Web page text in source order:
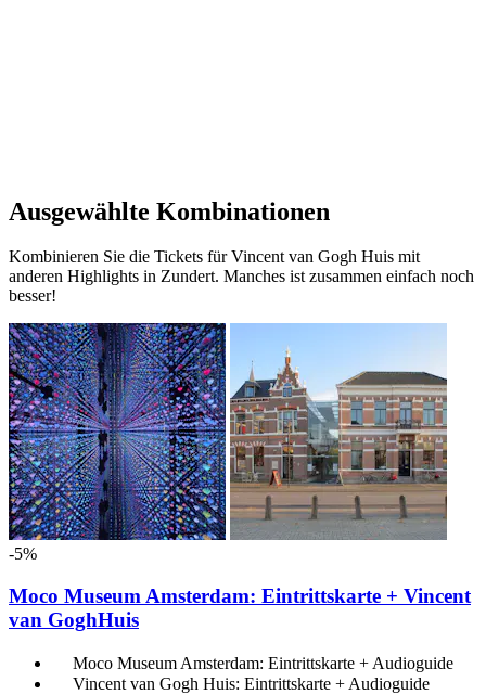
Ausgewählte Kombinationen
Kombinieren Sie die Tickets für Vincent van Gogh Huis mit
anderen Highlights in Zundert. Manches ist zusammen einfach noch
besser!
-5%
Moco Museum Amsterdam: Eintrittskarte + Vincent
van GoghHuis
Moco Museum Amsterdam: Eintrittskarte + Audioguide
Vincent van Gogh Huis: Eintrittskarte + Audioguide